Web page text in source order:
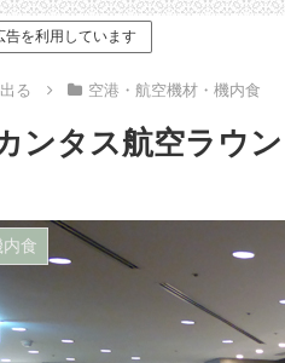
告を利用しています
る 空港・航空機材・機内食
ンタス航空ラウ
食